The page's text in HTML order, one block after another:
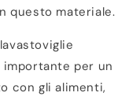
questo materiale.
per un
con gli alimenti,